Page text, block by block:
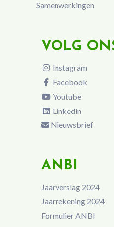
Samenwerkingen
VOLG
Instagram
Facebook
Youtube
Linkedin
Nieuwsbrief
ANBI
Jaarverslag 2024
Jaarrekening 2024
Formulier ANBI